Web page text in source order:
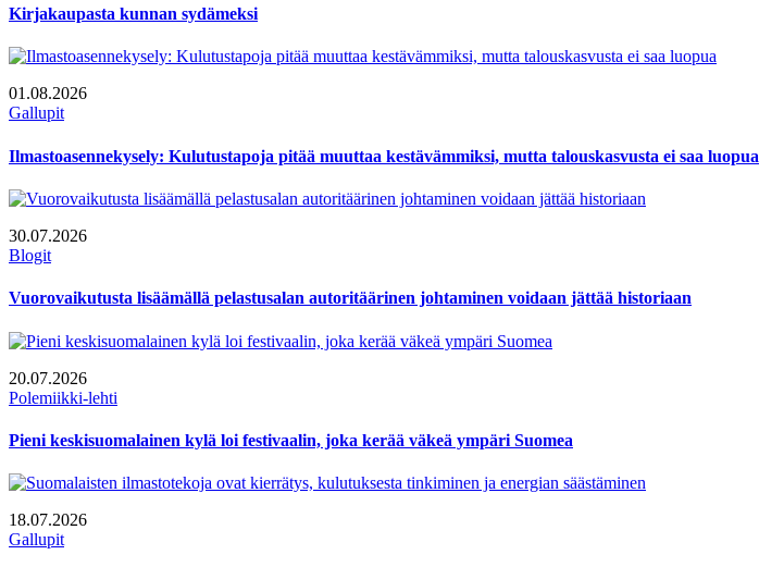
Kirjakaupasta kunnan sydämeksi
01.08.2026
Gallupit
Ilmastoasennekysely: Kulutustapoja pitää muuttaa kestävämmiksi, mutta talouskasvusta ei saa luopua
30.07.2026
Blogit
Vuorovaikutusta lisäämällä pelastusalan autoritäärinen johtaminen voidaan jättää historiaan
20.07.2026
Polemiikki-lehti
Pieni keskisuomalainen kylä loi festivaalin, joka kerää väkeä ympäri Suomea
18.07.2026
Gallupit